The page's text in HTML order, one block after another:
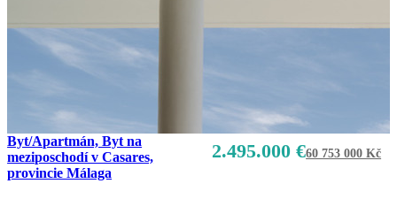
2.495.000 €60 753 000 Kč
Byt/Apartmán, Byt na
meziposchodí v Casares,
provincie Málaga